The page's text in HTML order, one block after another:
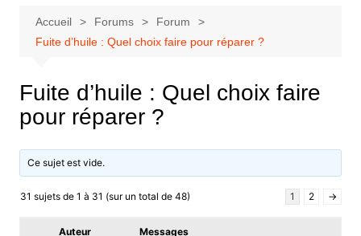
Accueil Forums
Forum
Fuite d’huile : Quel choix faire pour réparer ?
Fuite d’huile : Quel choix faire
pour réparer ?
Ce sujet est vide.
31 sujets de 1 à 31 (sur un total de 48) 1 2 →
Auteur Messages